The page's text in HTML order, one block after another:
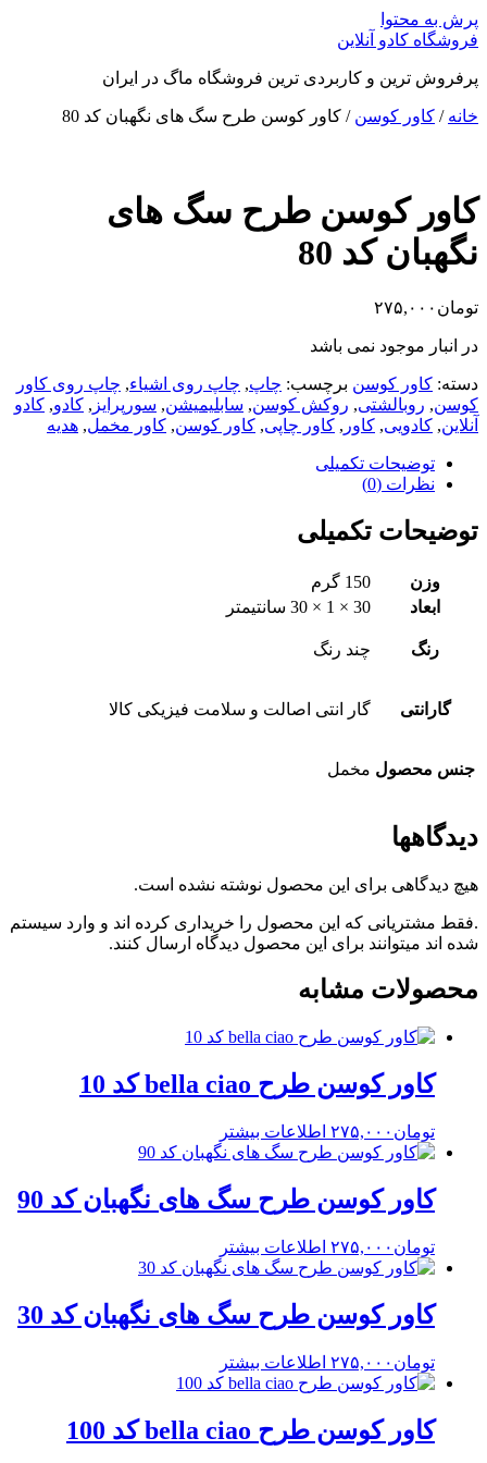
پرش به محتوا
فروشگاه کادو آنلاین
پرفروش ترین و کاربردی ترین فروشگاه ماگ در ایران
خانه / کاور کوسن / کاور کوسن طرح سگ های نگهبان کد 80
کاور کوسن طرح سگ های
نگهبان کد 80
تومان ۲۷۵,۰۰۰
در انبار موجود نمی باشد
دسته: کاور کوسن برچسب: چاپ, چاپ روی اشیاء, چاپ روی کاور
کوسن, روبالشتی, روکش کوسن, سابلیمیشن, سورپرایز , کادو, کادو
آنلاین, کادویی, کاور , کاور چاپی, کاور کوسن, کاور مخمل, هدیه
توضیحات تکمیلی
نظرات (0)
توضیحات تکمیلی
وزن
150 گرم
ابعاد
30 × 1 × 30 سانتیمتر
رنگ چند رنگ
گارانتی گار انتی اصالت و سلامت فیزیکی کالا
جنس محصول مخمل
دیدگاهها
هیچ دیدگاهی برای این محصول نوشته نشده است.
.فقط مشتریانی که این محصول را خریداری کرده اند و وارد سیستم
شده اند میتوانند برای این محصول دیدگاه ارسال کنند.
محصولات مشابه
کاور کوسن طرح bella ciao کد 10
تومان ۲۷۵,۰۰۰ اطلاعات بیشتر
کاور کوسن طرح سگ های نگهبان کد 90
تومان ۲۷۵,۰۰۰ اطلاعات بیشتر
کاور کوسن طرح سگ های نگهبان کد 30
تومان ۲۷۵,۰۰۰ اطلاعات بیشتر
کاور کوسن طرح bella ciao کد 100